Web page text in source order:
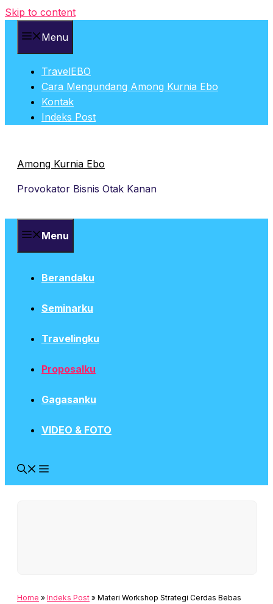
Skip to content
Menu
TravelEBO
Cara Mengundang Among Kurnia Ebo
Kontak
Indeks Post
Among Kurnia Ebo
Provokator Bisnis Otak Kanan
Menu
Berandaku
Seminarku
Travelingku
Proposalku
Gagasanku
VIDEO & FOTO
Home » Indeks Post » Materi Workshop Strategi Cerdas Bebas